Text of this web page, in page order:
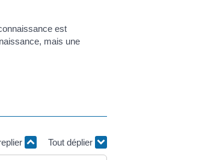
est
mais une
Tout déplier